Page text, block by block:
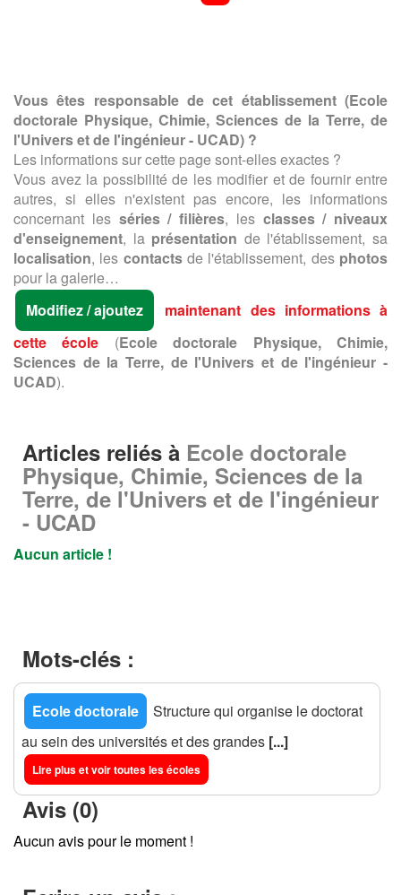
Vous êtes responsable de cet établissement (Ecole
doctorale Physique, Chimie, Sciences de la Terre, de
l'Univers et de l'ingénieur - UCAD) ?
Les informations sur cette page sont-elles exactes ?
Vous avez la possibilité de les modifier et de fournir entre
autres, si elles n'existent pas encore, les informations
concernant les séries / filières, les classes / niveaux
d'enseignement, la présentation de l'établissement, sa
localisation, les contactsde l'établissement, des photos
pour la galerie…
Modifiez / ajoutez
maintenant des informations à
cette école (Ecole doctorale Physique, Chimie,
Sciences de la Terre, de l'Univers et de l'ingénieur -
UCAD).
Articles reliés à Ecole doctorale
Physique, Chimie, Sciences de la
Terre, de l'Univers et de l'ingénieur
- UCAD
Aucun article !
Mots-clés :
Ecole doctorale
Structure qui organise le doctorat
au sein des universités et des grandes [...]
Lire plus et voir toutes les écoles
Avis (0)
Aucun avis pour le moment !